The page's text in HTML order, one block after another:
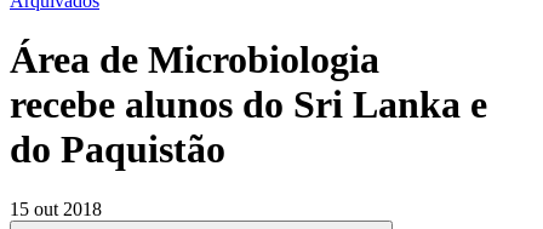
Área de Microbiologia
recebe alunos do Sri Lanka e
do Paquistão
15 out 2018